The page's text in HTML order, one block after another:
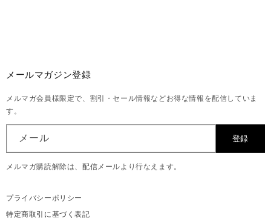
メールマガジン登録
メルマガ会員様限定で、割引・セール情報などお得な情報を配信していま
す。
メール 登録
メルマガ購読解除は、配信メールより行なえます。
プライバシーポリシー
特定商取引に基づく表記